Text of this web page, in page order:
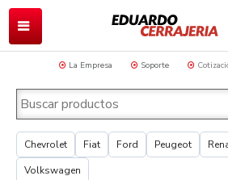
La Empresa Soporte
Chevrolet Fiat Ford Peugeot
Volkswagen